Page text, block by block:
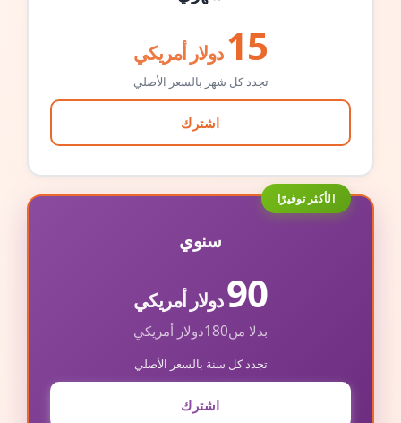
15 دولار أمريكي
تجدد كل شهر بالسعر الأصلي
اشترك
الأكثر توفيرًا
سنوي
90دولار أمريكي
بدلا من180دولار أمريكي
تجدد كل سنة بالسعر الأصلي
اشترك